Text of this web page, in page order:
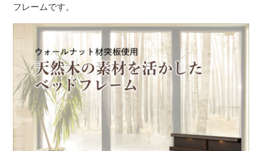
フレームです。